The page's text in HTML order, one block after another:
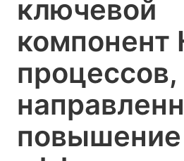
ключевой
компонент
процессов,
повышение